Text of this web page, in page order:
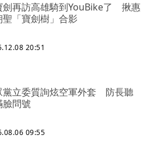
劍再訪高雄騎到YouBike了 揪惠
聖「寶劍樹」合影
20:51
黨立委質詢炫空軍外套 防長聽
臉問號
09:55